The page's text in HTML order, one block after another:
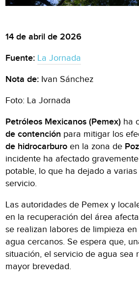
14 de abril de 2026
Fuente: La Jornada
Nota de: Ivan Sánchez
Foto: La Jornada
Petróleos Mexicanos (Pemex) ha
de contención para mitigar los
de hidrocarburo en la zona de
incidente ha afectado
potable, lo que ha dejado a
servicio.
Las autoridades de Pemex y
en la recuperación del área
se realizan labores de limpieza
agua cercanos. Se espera que,
situación, el servicio de agua sea
mayor brevedad.